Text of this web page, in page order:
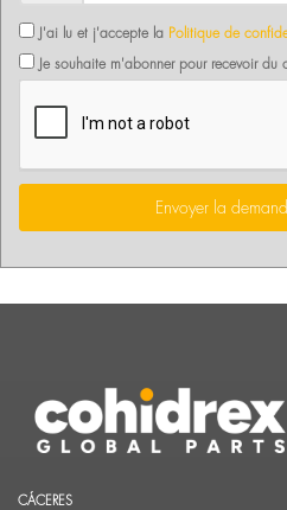
J'ai lu et j'accepte la Politique de
Je souhaite m'abonner pour recevoir du
Envoyer la
CÁCERES